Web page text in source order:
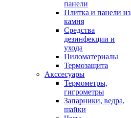
панели
Плитка и панели из
камня
Средства
дезинфекции и
ухода
Пиломатериалы
Термозащита
Аксcесуары
Термометры,
гигрометры
Запарники, ведра,
шайки